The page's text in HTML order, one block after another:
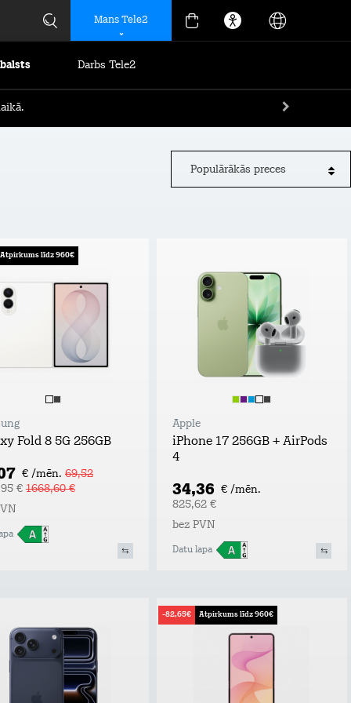
Mans Tele2
Darbs Tele2
Populārākās preces
Atpirkums līdz 960€
Fold 8 5G 256GB
€ /mēn. 69,52
€ 1668,60 €
Apple
iPhone 17 256GB + AirPods
4
34,36 € /mēn.
825,62 €
bez PVN
Datu lapa
-82,65€ Atpirkums līdz 960€